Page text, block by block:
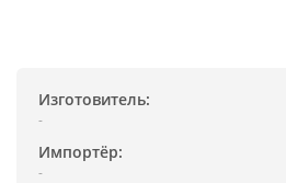
Изготовитель:
-
Импортёр:
-